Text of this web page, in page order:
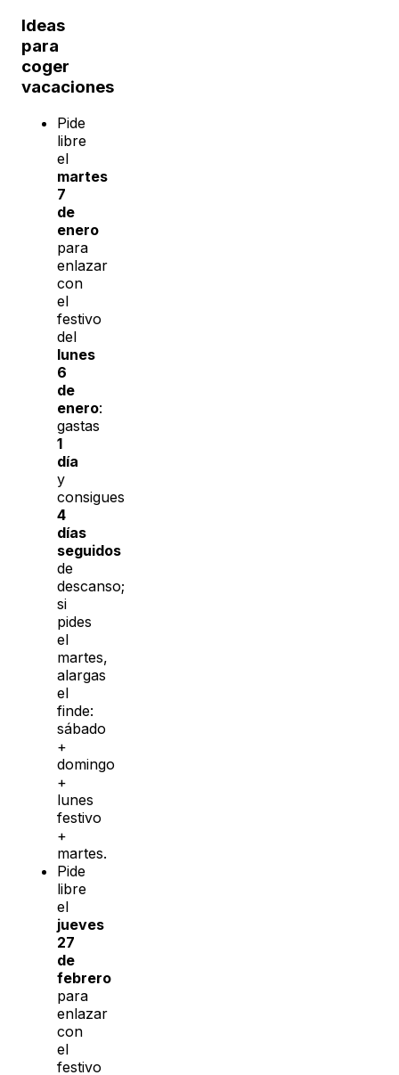
Ideas
para
coger
vacaciones
Pide
libre
el
martes
7
de
enero
para
enlazar
con
el
festivo
del
lunes
6
de
enero:
gastas
1
día
y
consigues
4
días
seguidos
de
descanso;
si
pides
el
martes,
alargas
el
finde:
sábado
+
domingo
+
lunes
festivo
+
martes.
Pide
libre
el
jueves
27
de
febrero
para
enlazar
con
el
festivo